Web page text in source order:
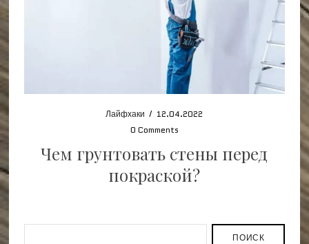
Лайфхаки / 12.04.2022
0 Comments
Чем грунтовать стены перед
покраской?
ПОИСК